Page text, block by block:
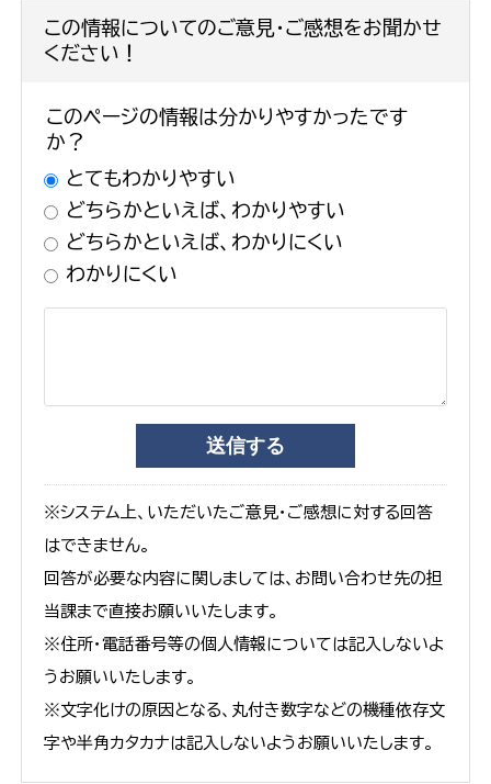
この情報についてのご意見・ご感想をお聞かせ
ください！
このページの情報は分かりやすかったです
か？
とてもわかりやすい
どちらかといえば、わかりやすい
どちらかといえば、わかりにくい
わかりにくい
※システム上、いただいたご意見・ご感想に対する回答
はできません。
回答が必要な内容に関しましては、お問い合わせ先の担
当課まで直接お願いいたします。
※住所・電話番号等の個人情報については記入しないよ
うお願いいたします。
※文字化けの原因となる、丸付き数字などの機種依存文
字や半角カタカナは記入しないようお願いいたします。